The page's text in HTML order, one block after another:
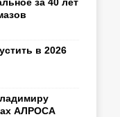
в 2026
АЛРОСА